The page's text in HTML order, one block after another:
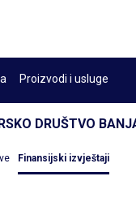
Proizvodi i usluge
DRUŠTVO
Finansijski izvještaji